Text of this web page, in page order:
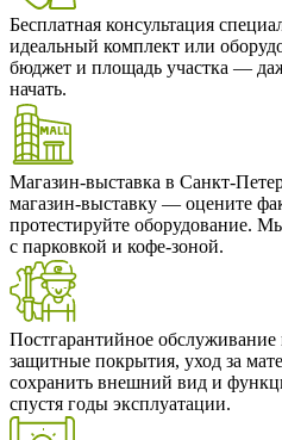
Бесплатная консультация
идеальный комплект или
бюджет и площадь участка —
начать.
Магазин-выставка в Санкт-
магазин-выставку — оцените
протестируйте оборудование.
с парковкой и кофе-зоной.
Постгарантийное обслуживание
защитные покрытия, уход за
сохранить внешний вид и
спустя годы эксплуатации.